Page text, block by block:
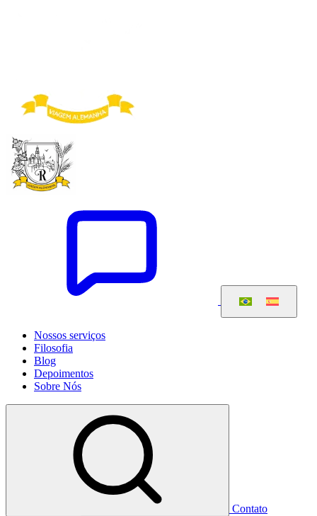
Nossos serviços
Filosofia
Blog
Depoimentos
Sobre Nós
Contato